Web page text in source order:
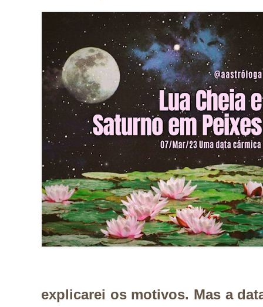
explicarei os motivos. Mas a